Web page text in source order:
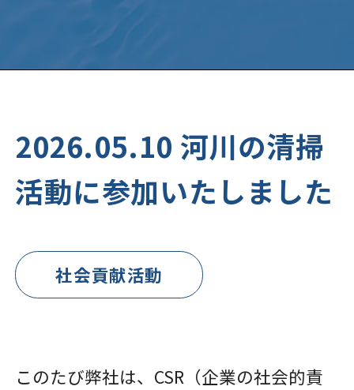
2026.05.10 河川の清掃
活動に参加いたしました
社会貢献活動
このたび弊社は、CSR（企業の社会的責